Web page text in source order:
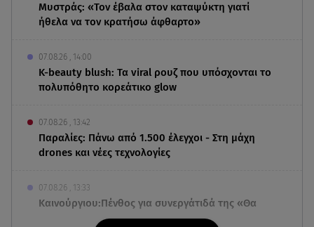
Μυστράς: «Τον έβαλα στον καταψύκτη γιατί
ήθελα να τον κρατήσω άφθαρτο»
07.08.26 , 14:00
K-beauty blush: Τα viral ρουζ που υπόσχονται το
πολυπόθητο κορεάτικο glow
07.08.26 , 13:42
Παραλίες: Πάνω από 1.500 έλεγχοι - Στη μάχη
drones και νέες τεχνολογίες
07.08.26 , 13:33
Καινούργιου:Πένθος για συνεργάτιδά της «Θα
μου λείπεις πάντα και για πάντα»